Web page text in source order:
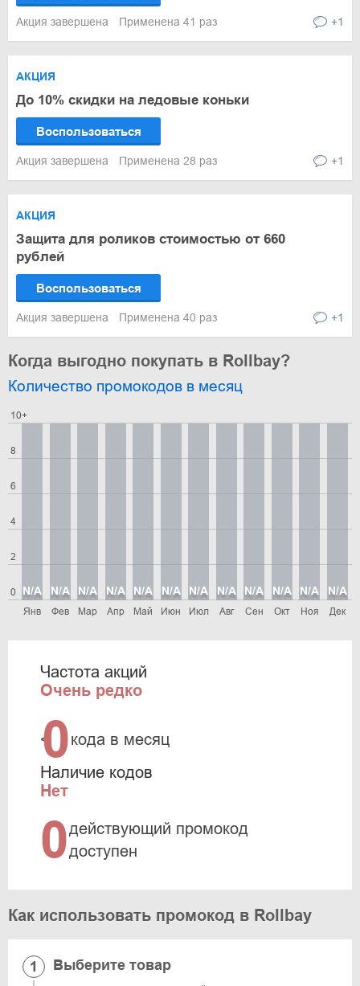
Акция завершена Применена 41 раз +1
АКЦИЯ
До 10% скидки на ледовые коньки
Воспользоваться
Акция завершена Применена 28 раз +1
АКЦИЯ
Защита для роликов стоимостью от 660
рублей
Воспользоваться
Акция завершена Применена 40 раз +1
Когда выгодно покупать в Rollbay?
Количество промокодов в месяц
0
2
4
6
8
10+
Янв
N/A
Фев
N/A
Мар
N/A
Апр
N/A
Май
N/A
Июн
N/A
Июл
N/A
Авг
N/A
Сен
N/A
Окт
N/A
Ноя
N/A
Дек
N/A
Частота акций
Очень редко
<0кода в месяц
Наличие кодов
Нет
0действующий промокод
доступен
Как использовать промокод в Rollbay
Выберите товар